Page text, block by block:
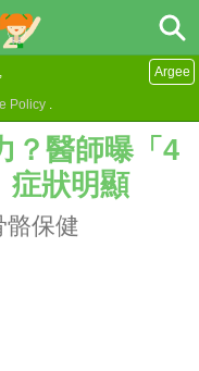
Policy .
Argee
？醫師曝「4
症狀明顯
骼保健